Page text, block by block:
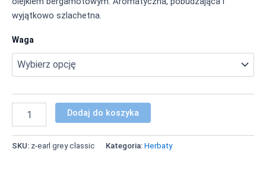
wyjątkowo szlachetna.
Waga
Dodaj do koszyka
SKU: z-earl grey classic Kategoria: Herbaty